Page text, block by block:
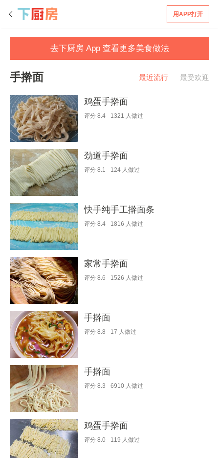
用APP打开
去下厨房 App 查看更多美食做法
手擀面 最近流行 最受欢迎
鸡蛋手擀面
评分 8.4 1321 人做过
劲道手擀面
评分 8.1 124 人做过
快手纯手工擀面条
评分 8.4 1816 人做过
家常手擀面
评分 8.6 1526 人做过
手擀面
评分 8.8 17 人做过
手擀面
评分 8.3 6910 人做过
鸡蛋手擀面
评分 8.0 119 人做过